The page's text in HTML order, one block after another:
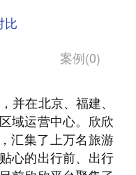
比
案例(0)
并在北京、福建、
域运营中心。欣欣
汇集了上万名旅游
心的出行前、出行